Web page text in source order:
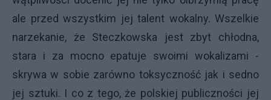
ale przed wszystkim jej talent wokalny. Wszelkie
narzekanie, że Steczkowska jest zbyt chłodna,
stara i za mocno epatuje swoimi wokalizami -
skrywa w sobie zarówno toksyczność jak i sedno
jej sztuki. I co z tego, że polskiej publiczności jej